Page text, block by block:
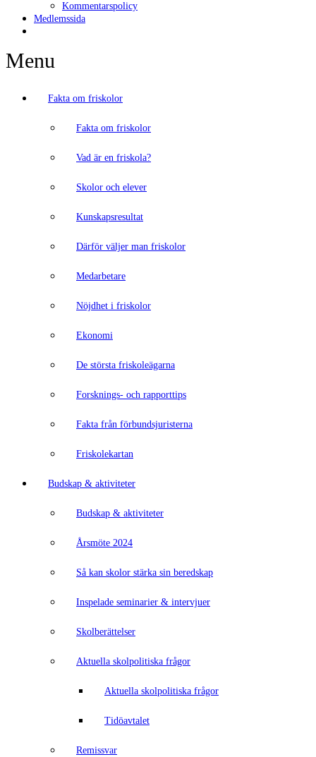
Kommentarspolicy
Medlemssida
Menu
Fakta om friskolor
Fakta om friskolor
Vad är en friskola?
Skolor och elever
Kunskapsresultat
Därför väljer man friskolor
Medarbetare
Nöjdhet i friskolor
Ekonomi
De största friskoleägarna
Forsknings- och rapporttips
Fakta från förbundsjuristerna
Friskolekartan
Budskap & aktiviteter
Budskap & aktiviteter
Årsmöte 2024
Så kan skolor stärka sin beredskap
Inspelade seminarier & intervjuer
Skolberättelser
Aktuella skolpolitiska frågor
Aktuella skolpolitiska frågor
Tidöavtalet
Remissvar